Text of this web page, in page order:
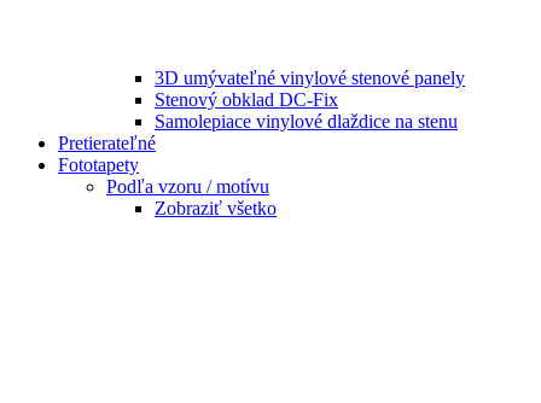
3D umývateľné vinylové stenové panely
Stenový obklad DC-Fix
Samolepiace vinylové dlaždice na stenu
Pretierateľné
Fototapety
Podľa vzoru / motívu
Zobraziť všetko